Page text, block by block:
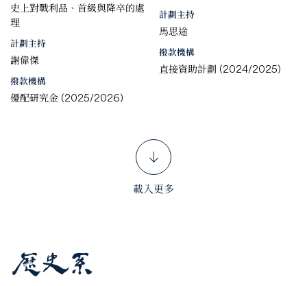
史上對戰利品、首級與降卒的處
理
計劃主持
謝偉傑
撥款機構
優配研究金 (2025/2026)
計劃主持
馬思途
撥款機構
直接資助計劃 (2024/2025)
載入更多